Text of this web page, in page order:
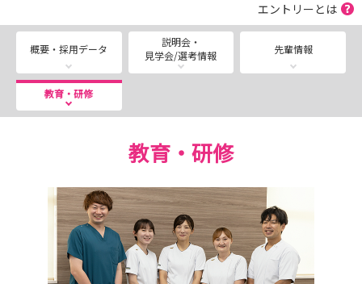
たくさんのご応募お待ちしております。
8月15日（土）病院見学・説明会を実施します
病院に少しでもご興味あるかたは、ぜひご参加ください
(*^^*)
また、看護就労体験も個別対応で受付ております！
毎日、地域医療のために奮闘する現場のようすをぜひ体験
いただきたいです！
ぜひ、こちらもお気軽にお申込みください(*^^*)
健生病院インスタグラム
エントリーとは
概要・採用データ
説明会・
見学会/選考情報
先輩情報
教育・研修
教育・研修